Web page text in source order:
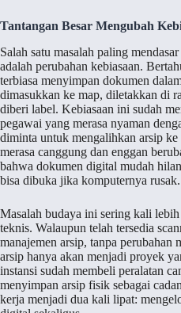
Tantangan Besar Mengubah
Salah satu masalah paling
adalah perubahan kebiasaan.
terbiasa menyimpan dokumen
dimasukkan ke map, diletakkan di
diberi label. Kebiasaan ini sudah
pegawai yang merasa nyaman
diminta untuk mengalihkan arsip ke
merasa canggung dan enggan
bahwa dokumen digital mudah
bisa dibuka jika komputernya rusak.
Masalah budaya ini sering kali
teknis. Walaupun telah tersedia
manajemen arsip, tanpa perubahan
arsip hanya akan menjadi proyek
instansi sudah membeli peralatan
menyimpan arsip fisik sebagai
kerja menjadi dua kali lipat: